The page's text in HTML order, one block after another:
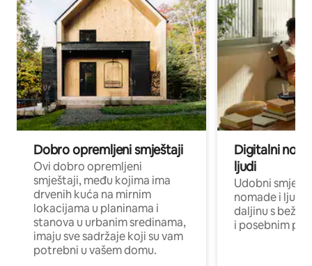
Dobro opremljeni smještaji
Ovi dobro opremljeni
smještaji, među kojima ima
drvenih kuća na mirnim
lokacijama u planinama i
stanova u urbanim sredinama,
imaju sve sadržaje koji su vam
potrebni u vašem domu.
Digitalni
ljudi
Udobni
nomade i ljude
daljinu s
i posebnim